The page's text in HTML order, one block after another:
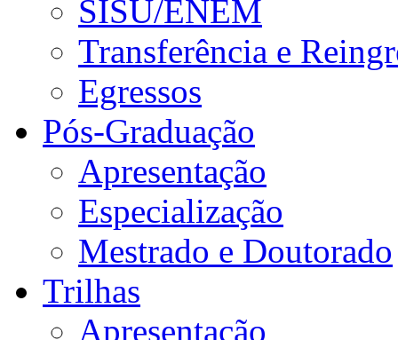
SISU/ENEM
Transferência e
Egressos
Pós-Graduação
Apresentação
Especialização
Mestrado e Doutorado
Trilhas
Apresentação